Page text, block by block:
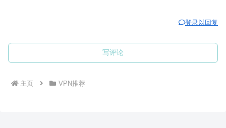
登录以回复
写评论
主页 VPN推荐